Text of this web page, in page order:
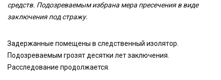
средств. Подозреваемым избрана мера пресечения в виде
заключения под стражу.
Задержанные помещены в следственный изолятор.
Подозреваемым грозят десятки лет заключения.
Расследование продолжается.